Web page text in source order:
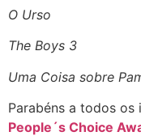
O Urso
The Boys 3
Uma Coisa sobre
Parabéns a todos os
People´s Choice